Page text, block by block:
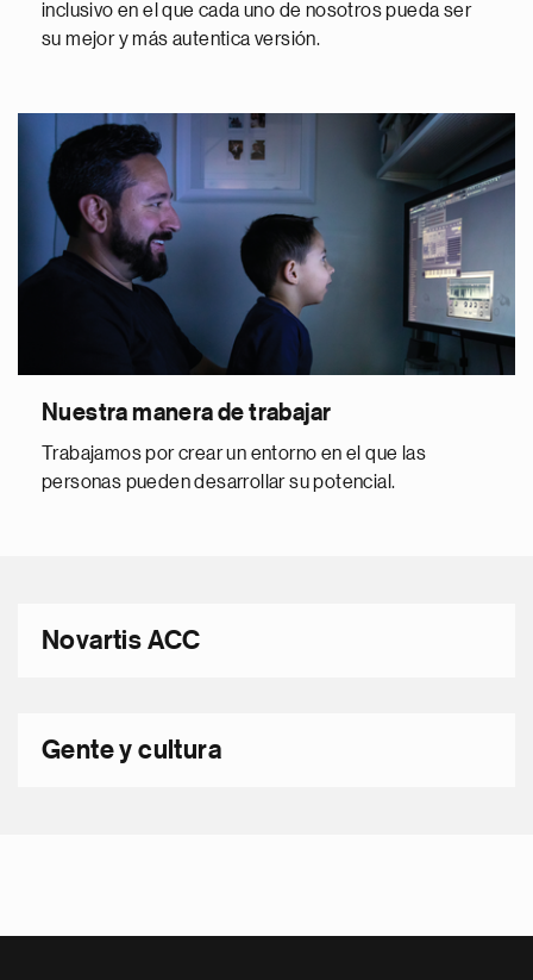
inclusivo en el que cada uno de nosotros pueda ser
su mejor y más autentica versión.
Nuestra manera de trabajar
Trabajamos por crear un entorno en el que las
personas pueden desarrollar su potencial.
Novartis ACC
Gente y cultura